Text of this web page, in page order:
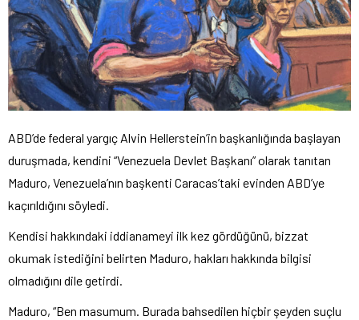
ABD’de federal yargıç Alvin Hellerstein’in başkanlığında başlayan
duruşmada, kendini “Venezuela Devlet Başkanı” olarak tanıtan
Maduro, Venezuela’nın başkenti Caracas’taki evinden ABD’ye
kaçırıldığını söyledi.
Kendisi hakkındaki iddianameyi ilk kez gördüğünü, bizzat
okumak istediğini belirten Maduro, hakları hakkında bilgisi
olmadığını dile getirdi.
Maduro, “Ben masumum. Burada bahsedilen hiçbir şeyden suçlu